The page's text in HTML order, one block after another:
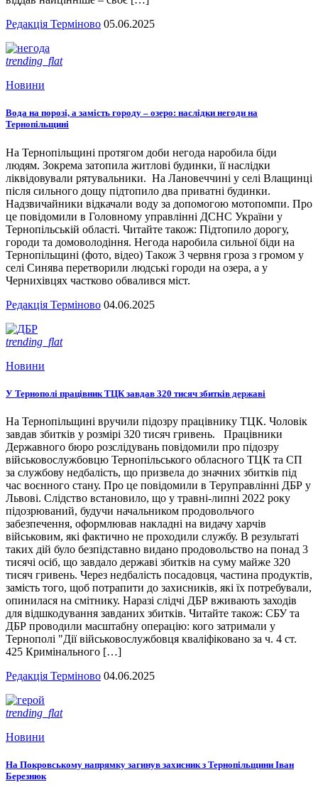
Редакція Терміново 05.06.2025
trending_flat
Новини
Вода на порозі, а замість городу – озеро: наслідки негоди на
Тернопільщині
На Тернопільщині протягом доби негода наробила біди
людям. Зокрема затопила житлові будинки, її наслідки
ліквідовували рятувальники. На Лановеччині у селі Влащинці
після сильного дощу підтопило два приватні будинки.
Надзвичайники відкачали воду за допомогою мотопомпи. Про
це повідомили в Головному управлінні ДСНС України у
Тернопільській області. Читайте також: Підтопило дорогу,
городи та домоволодіння. Негода наробила сильної біди на
Тернопільщині (фото, відео) Також 3 червня гроза з громом у
селі Синява перетворили людські городи на озера, а у
Чернихівцях частково обвалився міст.
Редакція Терміново 04.06.2025
trending_flat
Новини
У Тернополі працівник ТЦК завдав 320 тисяч збитків державі
На Тернопільщині вручили підозру працівнику ТЦК. Чоловік
завдав збитків у розмірі 320 тисяч гривень. Працівники
Державного бюро розслідувань повідомили про підозру
військовослужбовцю Тернопільського обласного ТЦК та СП
за службову недбалість, що призвела до значних збитків під
час воєнного стану. Про це повідомили в Теруправлінні ДБР у
Львові. Слідство встановило, що у травні-липні 2022 року
підозрюваний, будучи начальником продовольчого
забезпечення, оформлював накладні на видачу харчів
військовим, які фактично не проходили службу. В результаті
таких дій було безпідставно видано продовольство на понад 3
тисячі осіб, що завдало державі збитків на суму майже 320
тисяч гривень. Через недбалість посадовця, частина продуктів,
замість того, щоб потрапити до захисників, які їх потребували,
опинилася на смітнику. Наразі слідчі ДБР вживають заходів
для відшкодування завданих збитків. Читайте також: СБУ та
ДБР проводили масштабну операцію: кого затримали у
Тернополі "Дії військовослужбовця кваліфіковано за ч. 4 ст.
425 Кримінального […]
Редакція Терміново 04.06.2025
trending_flat
Новини
На Покровському напрямку загинув захисник з Тернопільщини Іван
Березнюк